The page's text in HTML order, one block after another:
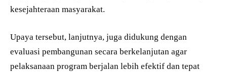
kesejahteraan masyarakat.
Upaya tersebut, lanjutnya, juga didukung dengan
evaluasi pembangunan secara berkelanjutan agar
pelaksanaan program berjalan lebih efektif dan tepat